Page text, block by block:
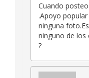
Cuando
.Apoyo
ninguna
ninguno de los
?